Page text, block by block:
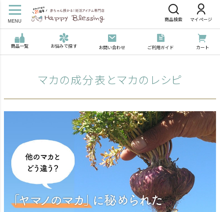
MENU 商品検索 マイページ
商品一覧 お悩みで探す お問い合わせ ご利用ガイド カート
マカの成分表とマカのレシピ